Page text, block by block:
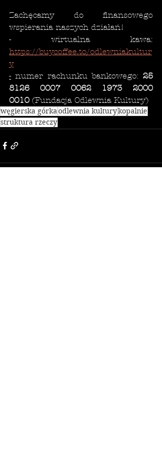
Zachęcamy do finansowego
wspierania naszych działań!
https://buycoffee.to/odlewniakultur
y
- numer rachunku bankowego: 25
8126 0007 0062 1973 2000
0010 (Fundacja Odlewnia Kultury)
węgierska górkaodlewnia kulturykopalnie
struktura rzeczy